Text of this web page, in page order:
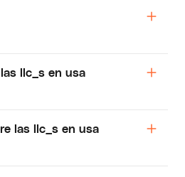
llc_s en usa
las llc_s en usa